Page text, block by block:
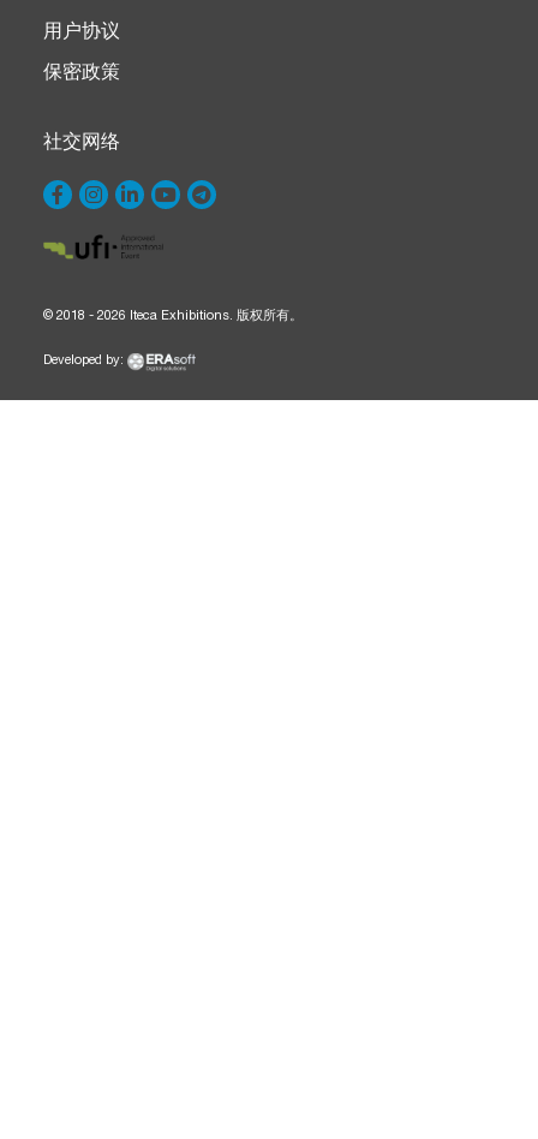
用户协议
保密政策
社交网络
© 2018 - 2026 Iteca Exhibitions. 版权所有。
Developed by: